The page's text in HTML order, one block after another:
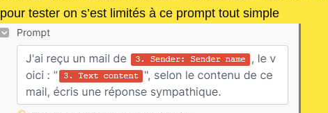
pour tester on s’est limités à ce prompt tout simple